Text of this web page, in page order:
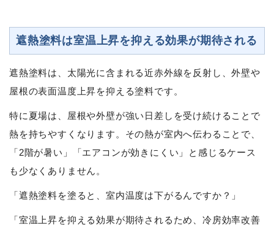
遮熱塗料は室温上昇を抑える効果が期待される
遮熱塗料は、太陽光に含まれる近赤外線を反射し、外壁や
屋根の表面温度上昇を抑える塗料です。
特に夏場は、屋根や外壁が強い日差しを受け続けることで
熱を持ちやすくなります。その熱が室内へ伝わることで、
「2階が暑い」「エアコンが効きにくい」と感じるケース
も少なくありません。
「遮熱塗料を塗ると、室内温度は下がるんですか？」
「室温上昇を抑える効果が期待されるため、冷房効率改善